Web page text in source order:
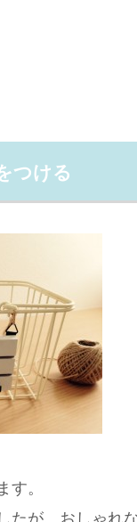
つける
す。
たが、おしゃれ